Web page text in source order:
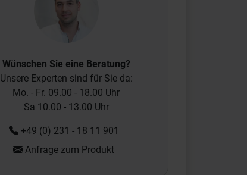
Wünschen Sie eine Beratung?
Unsere Experten sind für Sie da:
Mo. - Fr. 09.00 - 18.00 Uhr
Sa 10.00 - 13.00 Uhr
+49 (0) 231 - 18 11 901
Anfrage zum Produkt